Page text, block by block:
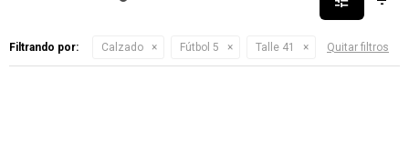
Filtrando por: Calzado Fútbol 5 Talle 41 Quitar filtros